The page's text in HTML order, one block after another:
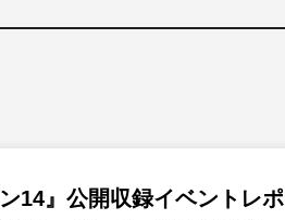
14』公開収録イベントレポ